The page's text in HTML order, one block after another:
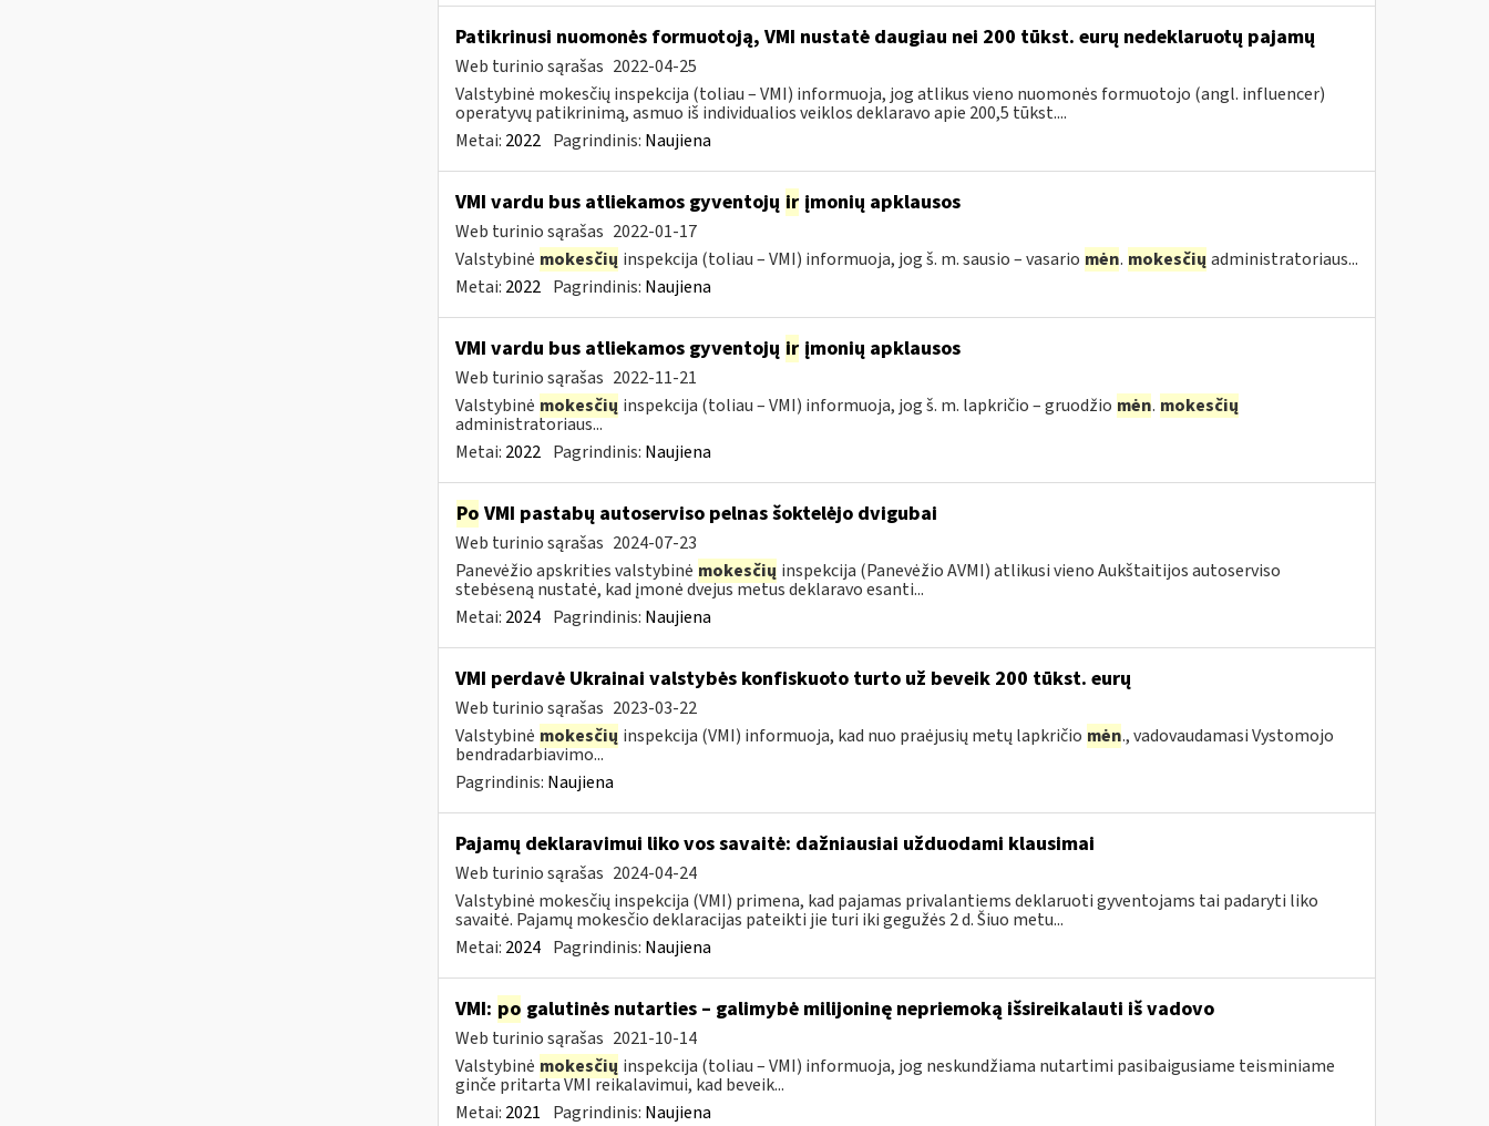
Patikrinusi nuomonės formuotoją, VMI nustatė daugiau nei 200 tūkst. eurų nedeklaruotų pajamų
Web turinio sąrašas 2022-04-25
Valstybinė mokesčių inspekcija (toliau – VMI) informuoja, jog atlikus vieno nuomonės formuotojo (angl. influencer)
operatyvų patikrinimą, asmuo iš individualios veiklos deklaravo apie 200,5 tūkst....
Metai: 2022 Pagrindinis: Naujiena
VMI vardu bus atliekamos gyventojų irįmonių apklausos
Web turinio sąrašas 2022-01-17
Valstybinė mokesčių inspekcija (toliau – VMI) informuoja, jog š. m. sausio – vasario mėn. mokesčių administratoriaus...
Metai: 2022 Pagrindinis: Naujiena
VMI vardu bus atliekamos gyventojų irįmonių apklausos
Web turinio sąrašas 2022-11-21
Valstybinė mokesčių inspekcija (toliau – VMI) informuoja, jog š. m. lapkričio – gruodžio mėn. mokesčių
administratoriaus...
Metai: 2022 Pagrindinis: Naujiena
Po VMI pastabų autoserviso pelnas šoktelėjo dvigubai
Web turinio sąrašas 2024-07-23
Panevėžio apskrities valstybinė mokesčių inspekcija (Panevėžio AVMI) atlikusi vieno Aukštaitijos autoserviso
stebėseną nustatė, kad įmonė dvejus metus deklaravo esanti...
Metai: 2024 Pagrindinis: Naujiena
VMI perdavė Ukrainai valstybės konfiskuoto turto už beveik 200 tūkst. eurų
Web turinio sąrašas 2023-03-22
Valstybinė mokesčių inspekcija (VMI) informuoja, kad nuo praėjusių metų lapkričio mėn., vadovaudamasi Vystomojo
bendradarbiavimo...
Pagrindinis: Naujiena
Pajamų deklaravimui liko vos savaitė: dažniausiai užduodami klausimai
Web turinio sąrašas 2024-04-24
Valstybinė mokesčių inspekcija (VMI) primena, kad pajamas privalantiems deklaruoti gyventojams tai padaryti liko
savaitė. Pajamų mokesčio deklaracijas pateikti jie turi iki gegužės 2 d. Šiuo metu...
Metai: 2024 Pagrindinis: Naujiena
VMI: po galutinės nutarties – galimybė milijoninę nepriemoką išsireikalauti iš vadovo
Web turinio sąrašas 2021-10-14
Valstybinė mokesčių inspekcija (toliau – VMI) informuoja, jog neskundžiama nutartimi pasibaigusiame teisminiame
ginče pritarta VMI reikalavimui, kad beveik...
Metai: 2021 Pagrindinis: Naujiena